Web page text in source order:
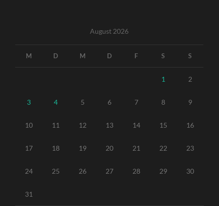
August 2026
M D M D F S S
1 2
3 4 5 6 7 8 9
10 11 12 13 14 15 16
17 18 19 20 21 22 23
24 25 26 27 28 29 30
31